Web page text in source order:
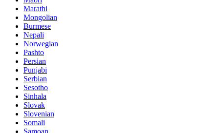
Marathi
Mongolian
Burmese
Nepali
Norwegian
Pashto
Persian
Punjabi
Serbian
Sesotho
Sinhala
Slovak
Slovenian
Somali